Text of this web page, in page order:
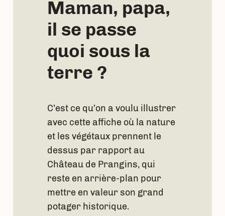
Maman, papa,
il se passe
quoi sous la
terre ?
C’est ce qu’on a voulu illustrer
avec cette affiche où la nature
et les végétaux prennent le
dessus par rapport au
Château de Prangins, qui
reste en arrière-plan pour
mettre en valeur son grand
potager historique.